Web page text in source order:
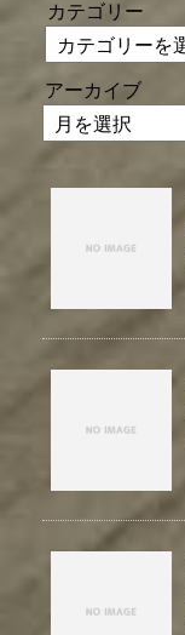
カテゴリー
アーカイブ